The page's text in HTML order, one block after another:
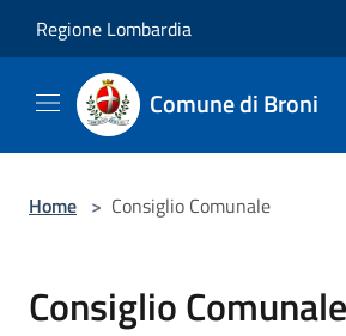
Regione Lombardia
Comune di Broni
Home > Consiglio Comunale
Consiglio Comunale